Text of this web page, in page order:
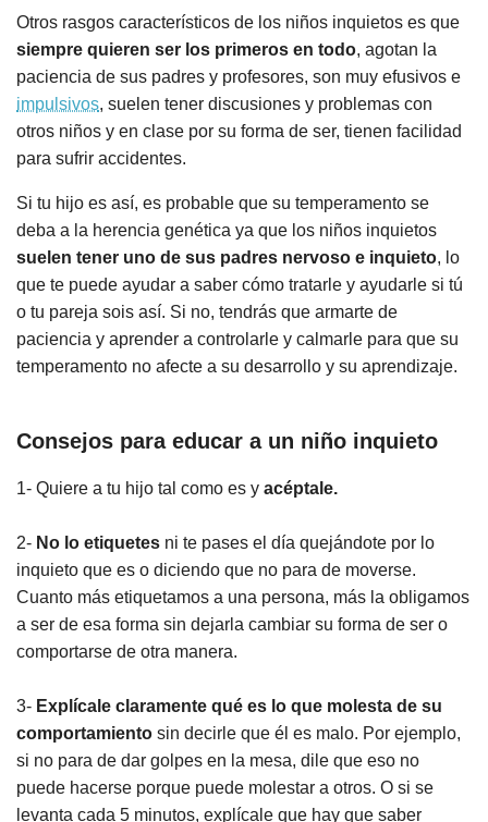
Otros rasgos característicos de los niños inquietos es que
siempre quieren ser los primeros en todo, agotan la
paciencia de sus padres y profesores, son muy efusivos e
impulsivos, suelen tener discusiones y problemas con
otros niños y en clase por su forma de ser, tienen facilidad
para sufrir accidentes.
Si tu hijo es así, es probable que su temperamento se
deba a la herencia genética ya que los niños inquietos
suelen tener uno de sus padres nervoso e inquieto, lo
que te puede ayudar a saber cómo tratarle y ayudarle si tú
o tu pareja sois así. Si no, tendrás que armarte de
paciencia y aprender a controlarle y calmarle para que su
temperamento no afecte a su desarrollo y su aprendizaje.
Consejos para educar a un niño inquieto
1- Quiere a tu hijo tal como es y acéptale.
2- No lo etiquetes ni te pases el día quejándote por lo
inquieto que es o diciendo que no para de moverse.
Cuanto más etiquetamos a una persona, más la obligamos
a ser de esa forma sin dejarla cambiar su forma de ser o
comportarse de otra manera.
3- Explícale claramente qué es lo que molesta de su
comportamiento sin decirle que él es malo. Por ejemplo,
si no para de dar golpes en la mesa, dile que eso no
puede hacerse porque puede molestar a otros. O si se
levanta cada 5 minutos, explícale que hay que saber